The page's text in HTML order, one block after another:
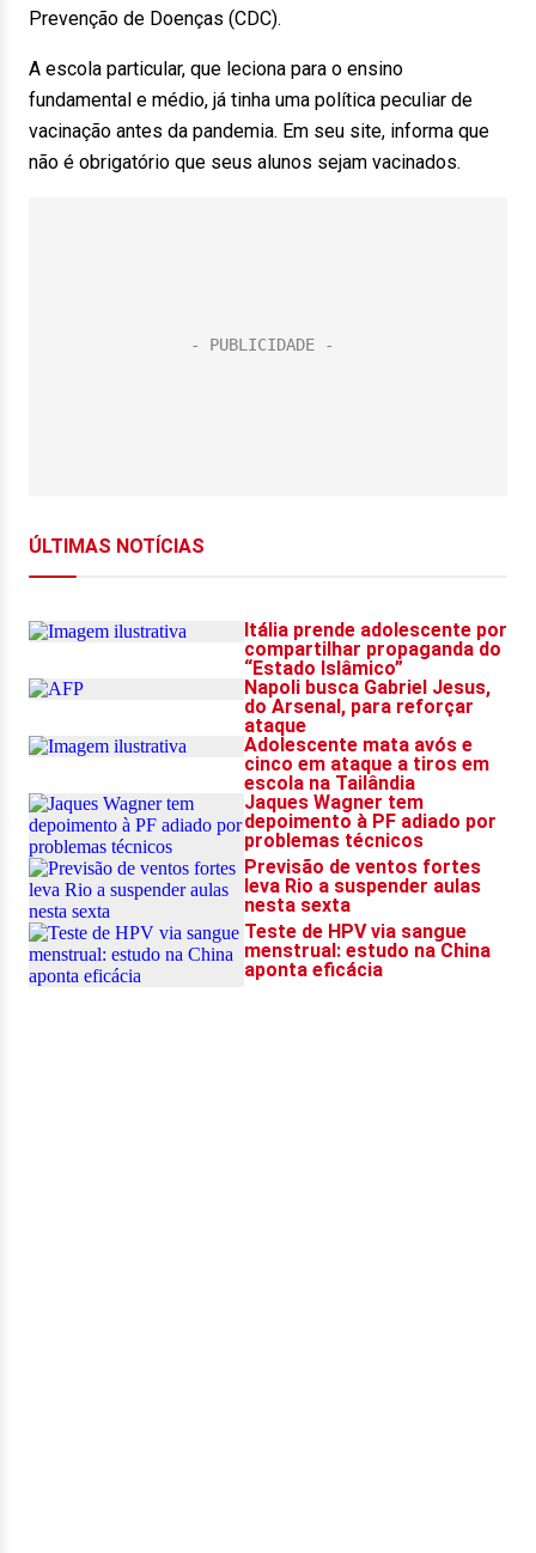
Prevenção de Doenças (CDC).
A escola particular, que leciona para o ensino
fundamental e médio, já tinha uma política peculiar de
vacinação antes da pandemia. Em seu site, informa que
não é obrigatório que seus alunos sejam vacinados.